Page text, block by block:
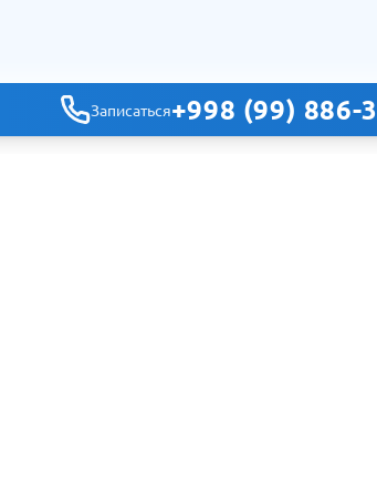
Записаться+998 (99) 886-